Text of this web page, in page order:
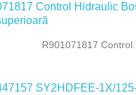
R901071817 Control...